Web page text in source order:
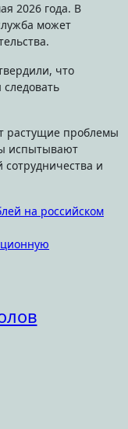
2026 года. В
может
что
растущие проблемы
испытывают
и
на российском